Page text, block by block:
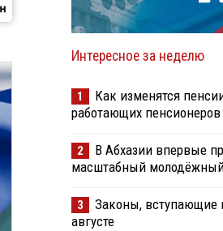
Интересное за неделю
1
Как изменятся
работающих пенсионеров
2
В Абхазии впервые
масштабный
3
Законы, вступающие
августе